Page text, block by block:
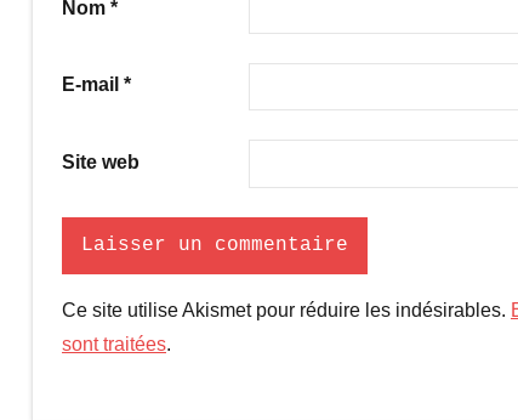
Nom *
E-mail *
Site web
Ce site utilise Akismet pour réduire les indésirables.
sont traitées.